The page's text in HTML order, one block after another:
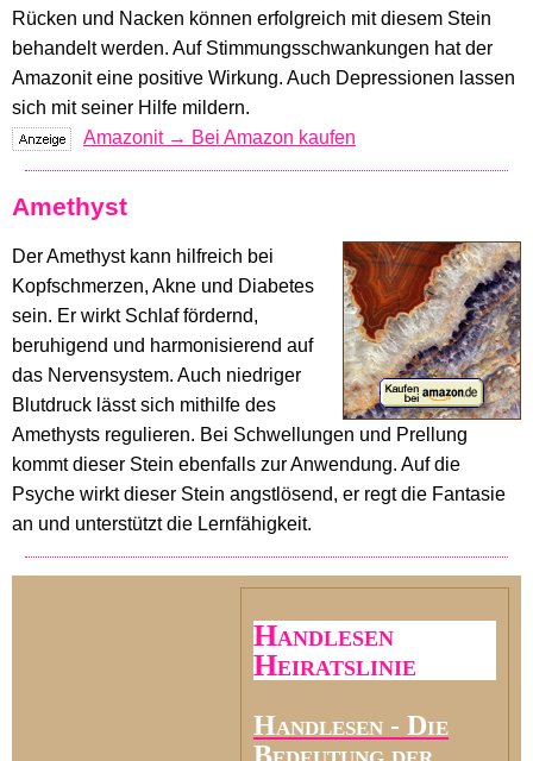
Rücken und Nacken können erfolgreich mit diesem Stein
behandelt werden. Auf Stimmungsschwankungen hat der
Amazonit eine positive Wirkung. Auch Depressionen lassen
sich mit seiner Hilfe mildern.
Amazonit → Bei Amazon kaufen
Amethyst
Der Amethyst kann hilfreich bei
Kopfschmerzen, Akne und Diabetes
sein. Er wirkt Schlaf fördernd,
beruhigend und harmonisierend auf
das Nervensystem. Auch niedriger
Blutdruck lässt sich mithilfe des
Amethysts regulieren. Bei Schwellungen und Prellung
kommt dieser Stein ebenfalls zur Anwendung. Auf die
Psyche wirkt dieser Stein angstlösend, er regt die Fantasie
an und unterstützt die Lernfähigkeit.
Handlesen
Heiratslinie
Handlesen - Die